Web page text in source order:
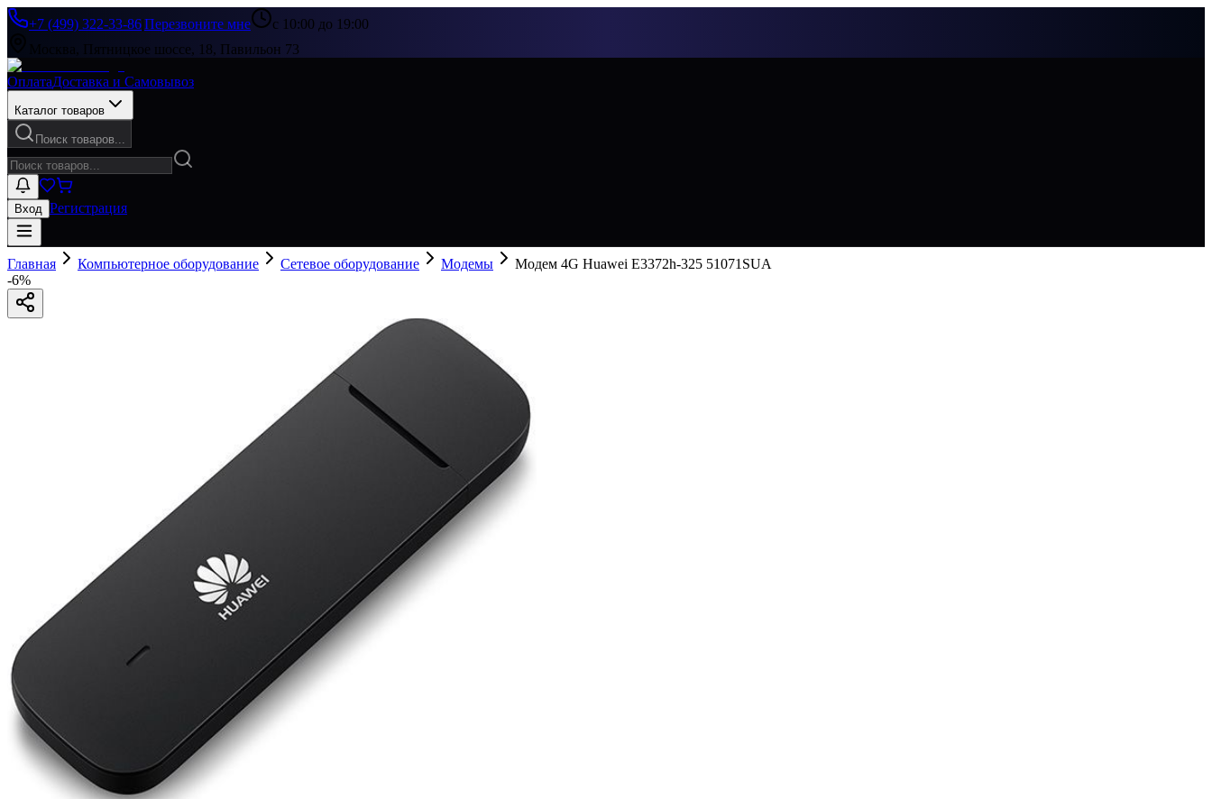
+7 (499) 322-33-86|Перезвоните мне
с 10:00 до 19:00
Москва, Пятницкое шоссе, 18, Павильон 73
ОплатаДоставка и Самовывоз
Каталог товаров
Поиск товаров...
Вход Регистрация
Главная Компьютерное оборудование Сетевое оборудование Модемы
Модем 4G Huawei E3372h-325 51071SUA
-6%